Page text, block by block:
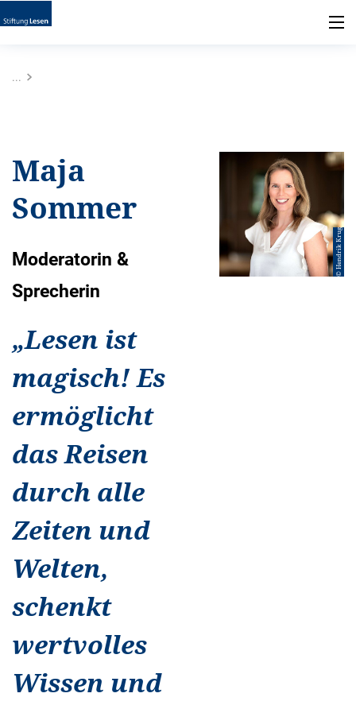
...
Maja
Sommer
Moderatorin &
Sprecherin
„Lesen ist
magisch! Es
ermöglicht
das Reisen
durch alle
Zeiten und
Welten,
schenkt
wertvolles
Wissen und
© Hendrik Krug